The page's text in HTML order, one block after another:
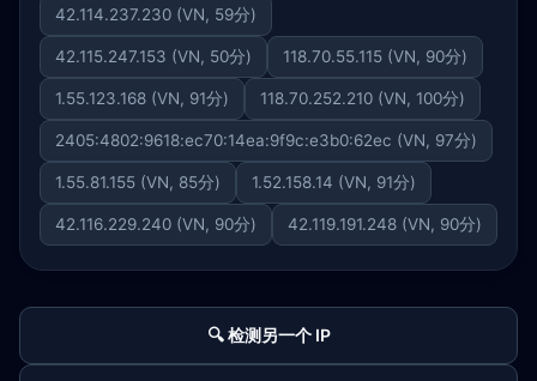
42.114.237.230 (VN, 59分)
42.115.247.153 (VN, 50分) 118.70.55.115 (VN, 90分)
1.55.123.168 (VN, 91分) 118.70.252.210 (VN, 100分)
2405:4802:9618:ec70:14ea:9f9c:e3b0:62ec (VN, 97分)
1.55.81.155 (VN, 85分) 1.52.158.14 (VN, 91分)
42.116.229.240 (VN, 90分) 42.119.191.248 (VN, 90分)
🔍 检测另一个 IP